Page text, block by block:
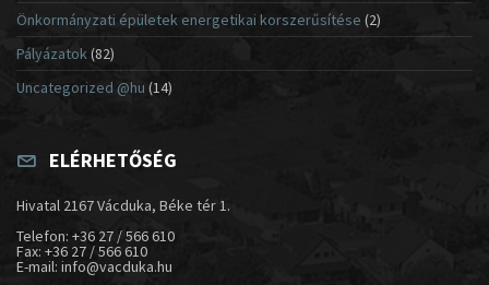
Önkormányzati épületek energetikai korszerűsítése (2)
Pályázatok (82)
Uncategorized @hu (14)
ELÉRHETŐSÉG
Hivatal 2167 Vácduka, Béke tér 1.
Telefon: +36 27 / 566 610
Fax: +36 27 / 566 610
E-mail: info@vacduka.hu